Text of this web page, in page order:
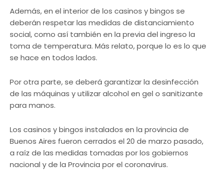
Además, en el interior de los casinos y bingos se
deberán respetar las medidas de distanciamiento
social, como así también en la previa del ingreso la
toma de temperatura. Más relato, porque lo es lo que
se hace en todos lados.
Por otra parte, se deberá garantizar la desinfección
de las máquinas y utilizar alcohol en gel o sanitizante
para manos.
Los casinos y bingos instalados en la provincia de
Buenos Aires fueron cerrados el 20 de marzo pasado,
a raíz de las medidas tomadas por los gobiernos
nacional y de la Provincia por el coronavirus.